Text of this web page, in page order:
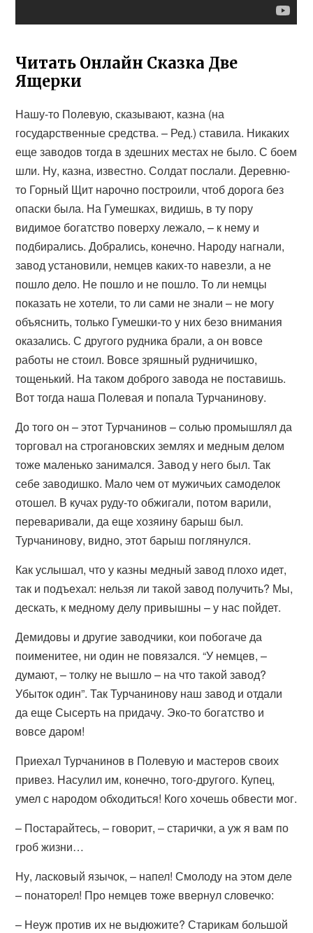
Читать Онлайн Сказка Две
Ящерки
Нашу-то Полевую, сказывают, казна (на
государственные средства. – Ред.) ставила. Никаких
еще заводов тогда в здешних местах не было. С боем
шли. Ну, казна, известно. Солдат послали. Деревню-
то Горный Щит нарочно построили, чтоб дорога без
опаски была. На Гумешках, видишь, в ту пору
видимое богатство поверху лежало, – к нему и
подбирались. Добрались, конечно. Народу нагнали,
завод установили, немцев каких-то навезли, а не
пошло дело. Не пошло и не пошло. То ли немцы
показать не хотели, то ли сами не знали – не могу
объяснить, только Гумешки-то у них безо внимания
оказались. С другого рудника брали, а он вовсе
работы не стоил. Вовсе зряшный рудничишко,
тощенький. На таком доброго завода не поставишь.
Вот тогда наша Полевая и попала Турчанинову.
До того он – этот Турчанинов – солью промышлял да
торговал на строгановских землях и медным делом
тоже маленько занимался. Завод у него был. Так
себе заводишко. Мало чем от мужичьих самоделок
отошел. В кучах руду-то обжигали, потом варили,
переваривали, да еще хозяину барыш был.
Турчанинову, видно, этот барыш поглянулся.
Как услышал, что у казны медный завод плохо идет,
так и подъехал: нельзя ли такой завод получить? Мы,
дескать, к медному делу привышны – у нас пойдет.
Демидовы и другие заводчики, кои побогаче да
поименитее, ни один не повязался. “У немцев, –
думают, – толку не вышло – на что такой завод?
Убыток один”. Так Турчанинову наш завод и отдали
да еще Сысерть на придачу. Эко-то богатство и
вовсе даром!
Приехал Турчанинов в Полевую и мастеров своих
привез. Насулил им, конечно, того-другого. Купец,
умел с народом обходиться! Кого хочешь обвести мог.
– Постарайтесь, – говорит, – старички, а уж я вам по
гроб жизни…
Ну, ласковый язычок, – напел! Смолоду на этом деле
– понаторел! Про немцев тоже ввернул словечко:
– Неуж против их не выдюжите? Старикам большой